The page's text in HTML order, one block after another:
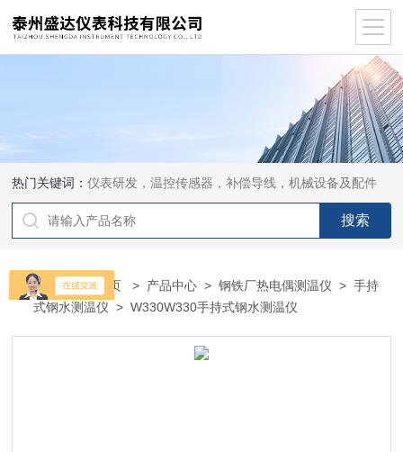
热门关键词：仪表研发，温控传感器，补偿导线，机械设备及配件
当前位置：首页 > 产品中心 >钢铁厂热电偶测温仪 >手持
式钢水测温仪 > W330W330手持式钢水测温仪